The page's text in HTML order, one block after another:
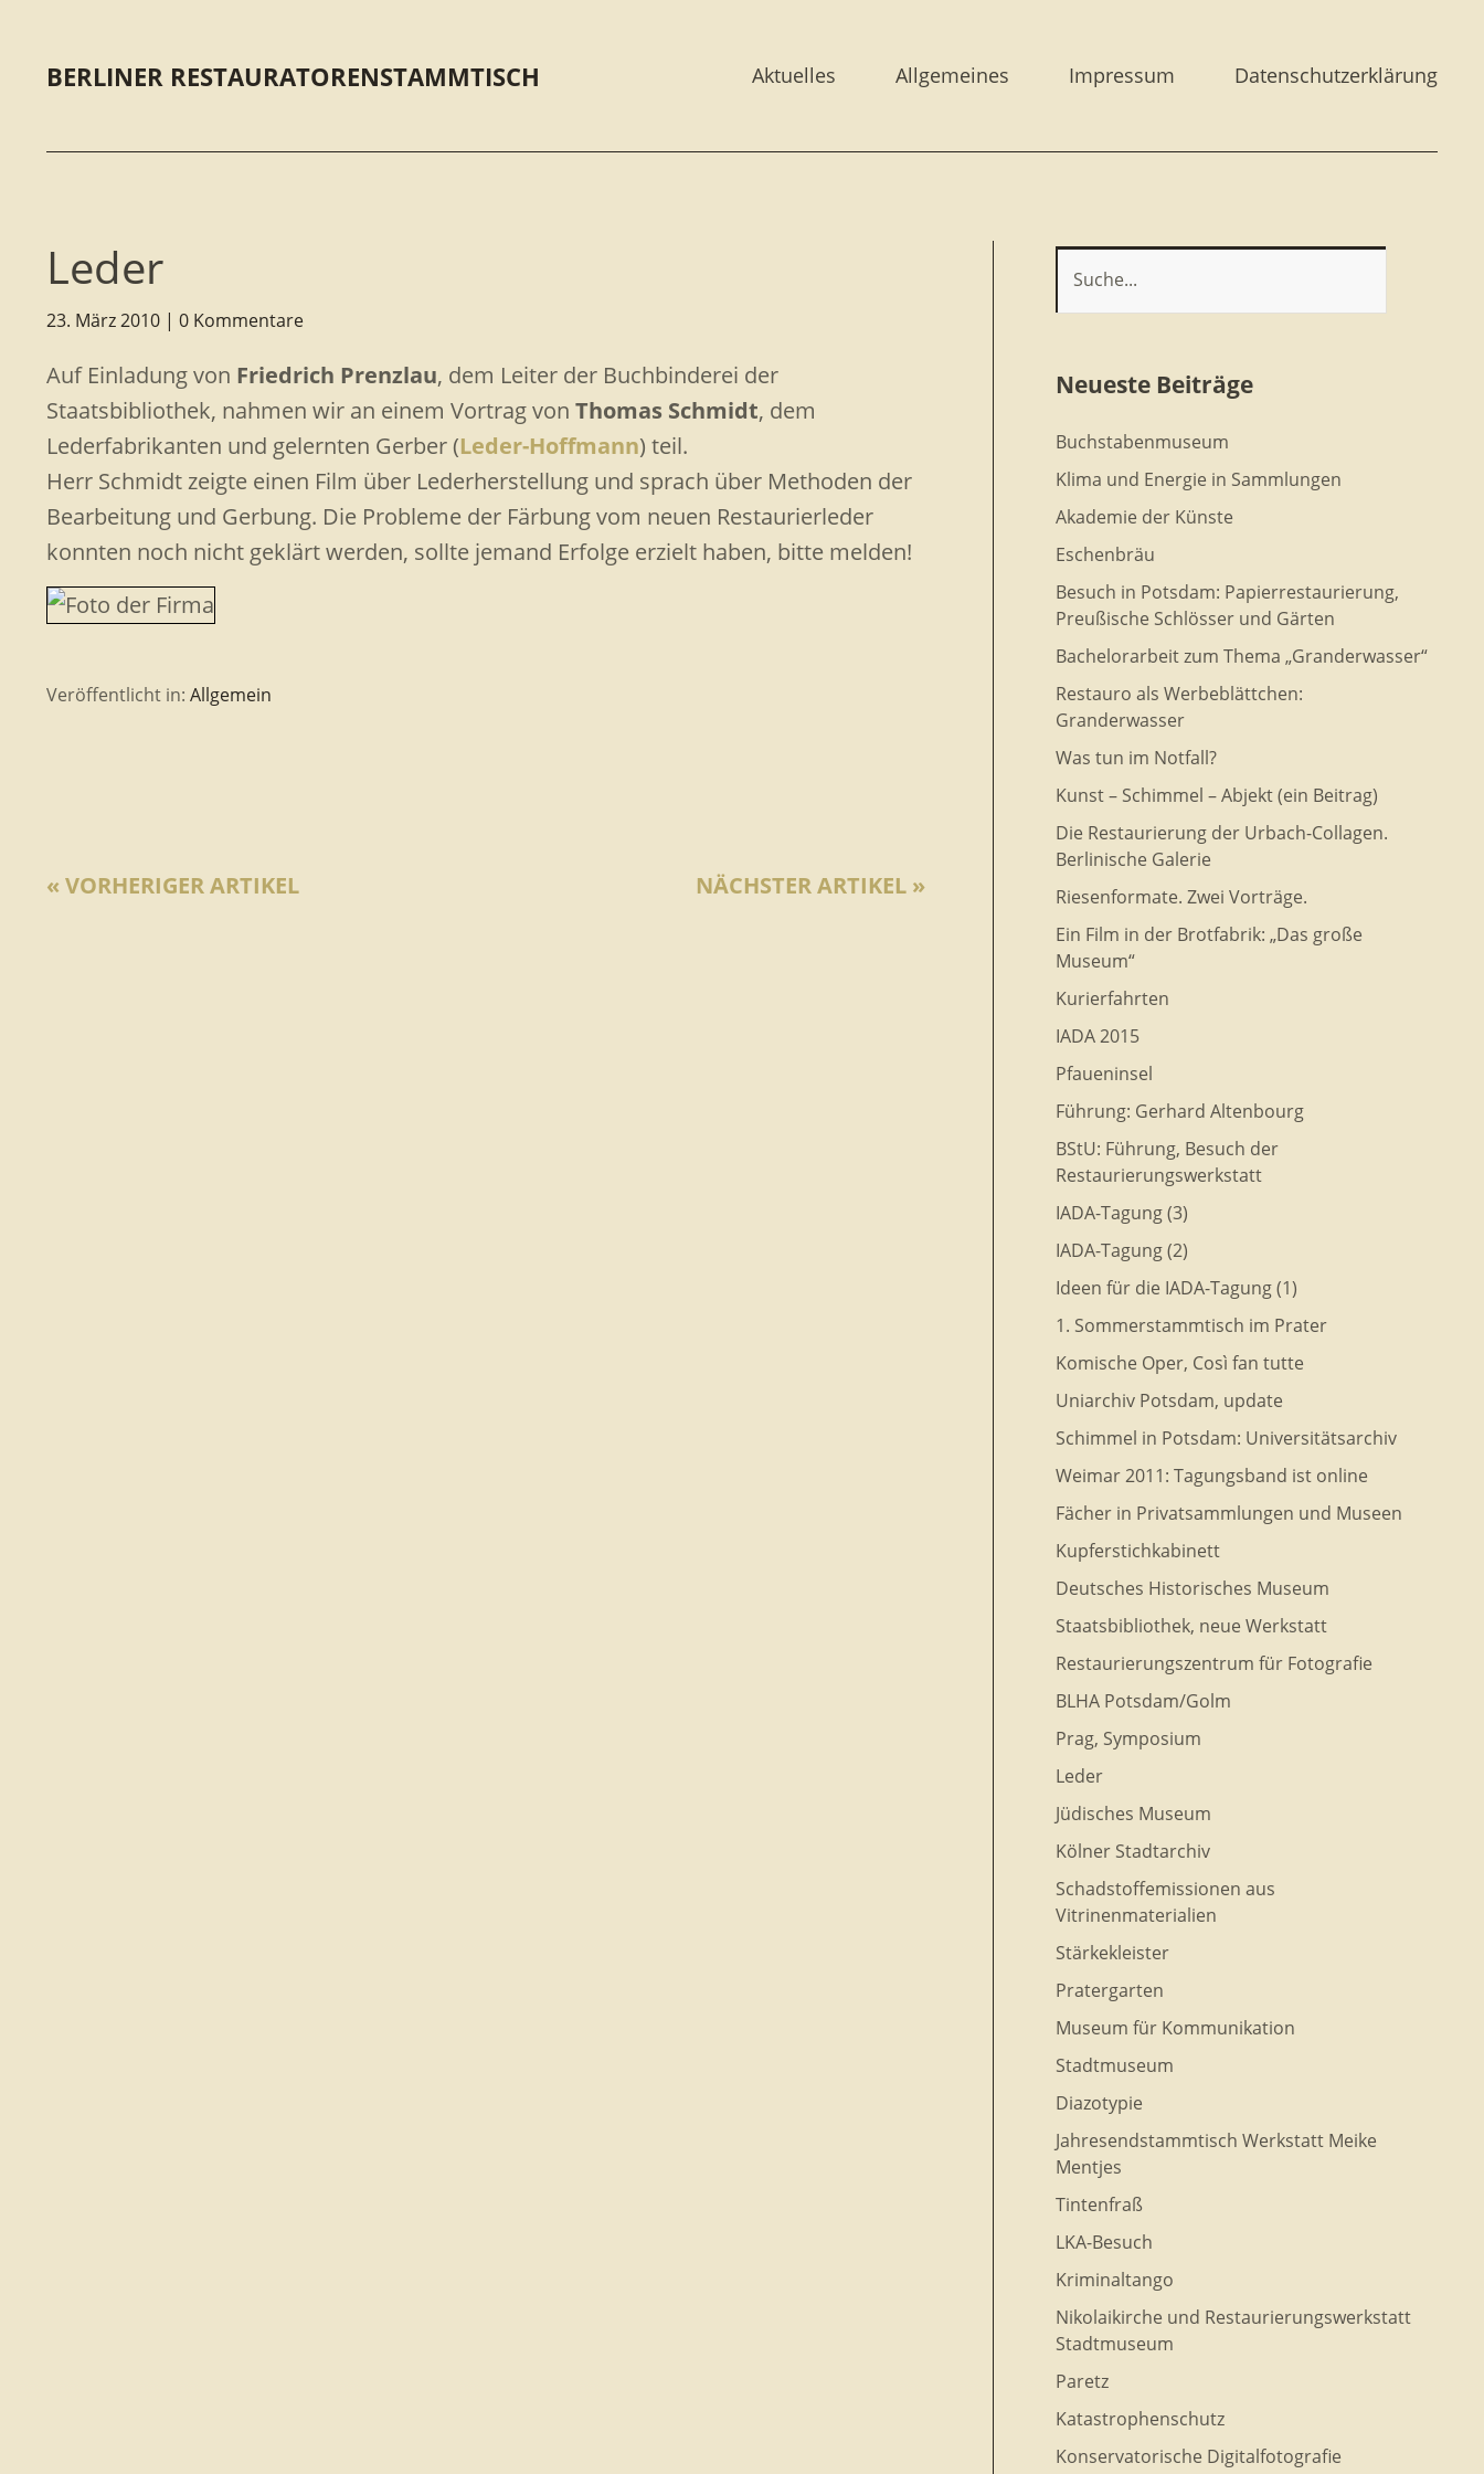
BERLINER RESTAURATORENSTAMMTISCH Aktuelles Allgemeines Impressum Datenschutzerklärung
Leder
23. März 2010 0 Kommentare
Auf Einladung von Friedrich Prenzlau, dem Leiter der Buchbinderei der
Staatsbibliothek, nahmen wir an einem Vortrag von Thomas Schmidt, dem
Lederfabrikanten und gelernten Gerber (Leder-Hoffmann) teil.
Herr Schmidt zeigte einen Film über Lederherstellung und sprach über Methoden der
Bearbeitung und Gerbung. Die Probleme der Färbung vom neuen Restaurierleder
konnten noch nicht geklärt werden, sollte jemand Erfolge erzielt haben, bitte melden!
Veröffentlicht in: Allgemein
NÄCHSTER ARTIKEL »
« VORHERIGER ARTIKEL
Neueste Beiträge
Buchstabenmuseum
Klima und Energie in Sammlungen
Akademie der Künste
Eschenbräu
Besuch in Potsdam: Papierrestaurierung,
Preußische Schlösser und Gärten
Bachelorarbeit zum Thema „Granderwasser“
Restauro als Werbeblättchen:
Granderwasser
Was tun im Notfall?
Kunst – Schimmel – Abjekt (ein Beitrag)
Die Restaurierung der Urbach-Collagen.
Berlinische Galerie
Riesenformate. Zwei Vorträge.
Ein Film in der Brotfabrik: „Das große
Museum“
Kurierfahrten
IADA 2015
Pfaueninsel
Führung: Gerhard Altenbourg
BStU: Führung, Besuch der
Restaurierungswerkstatt
IADA-Tagung (3)
IADA-Tagung (2)
Ideen für die IADA-Tagung (1)
1. Sommerstammtisch im Prater
Komische Oper, Così fan tutte
Uniarchiv Potsdam, update
Schimmel in Potsdam: Universitätsarchiv
Weimar 2011: Tagungsband ist online
Fächer in Privatsammlungen und Museen
Kupferstichkabinett
Deutsches Historisches Museum
Staatsbibliothek, neue Werkstatt
Restaurierungszentrum für Fotografie
BLHA Potsdam/Golm
Prag, Symposium
Leder
Jüdisches Museum
Kölner Stadtarchiv
Schadstoffemissionen aus
Vitrinenmaterialien
Stärkekleister
Pratergarten
Museum für Kommunikation
Stadtmuseum
Diazotypie
Jahresendstammtisch Werkstatt Meike
Mentjes
Tintenfraß
LKA-Besuch
Kriminaltango
Nikolaikirche und Restaurierungswerkstatt
Stadtmuseum
Paretz
Katastrophenschutz
Konservatorische Digitalfotografie